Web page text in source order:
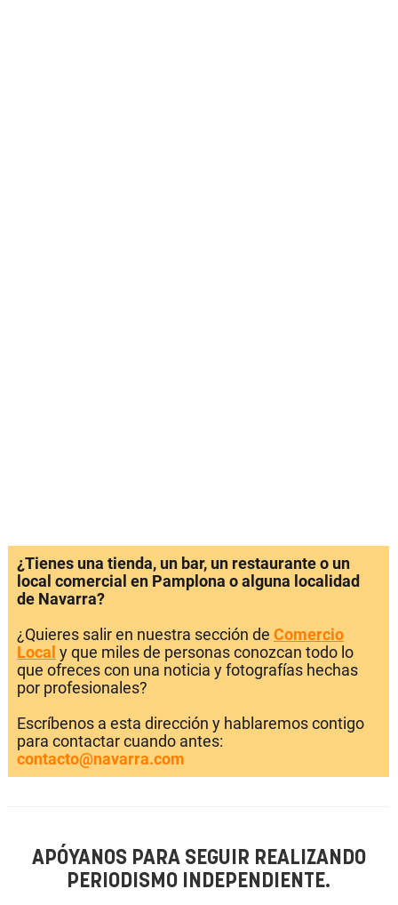
¿Tienes una tienda, un bar, un restaurante o un
local comercial en Pamplona o alguna localidad
de Navarra?
¿Quieres salir en nuestra sección de Comercio
Local y que miles de personas conozcan todo lo
que ofreces con una noticia y fotografías hechas
por profesionales?
Escríbenos a esta dirección y hablaremos contigo
para contactar cuando antes:
contacto@navarra.com
APÓYANOS PARA SEGUIR REALIZANDO
PERIODISMO INDEPENDIENTE.